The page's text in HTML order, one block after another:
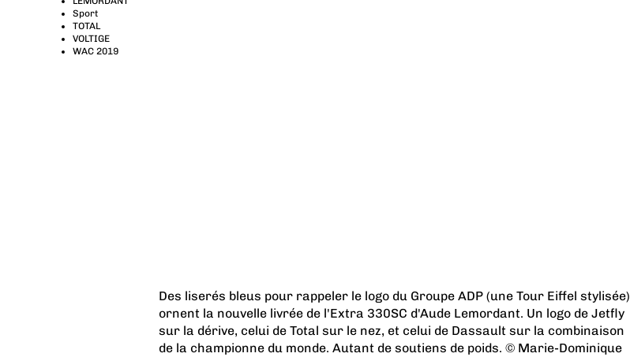
Sport
TOTAL
VOLTIGE
WAC 2019
Des liserés bleus pour rappeler le logo du Groupe ADP (une Tour Eiffel stylisée)
ornent la nouvelle livrée de l'Extra 330SC d'Aude Lemordant. Un logo de Jetfly
sur la dérive, celui de Total sur le nez, et celui de Dassault sur la combinaison
de la championne du monde. Autant de soutiens de poids. © Marie-Dominique